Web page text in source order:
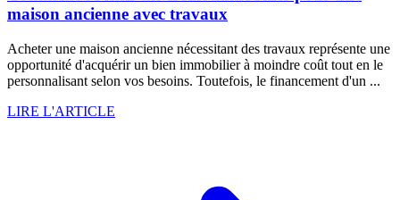
maison ancienne avec travaux
Acheter une maison ancienne nécessitant des travaux représente une
opportunité d'acquérir un bien immobilier à moindre coût tout en le
personnalisant selon vos besoins. Toutefois, le financement d'un ...
LIRE L'ARTICLE